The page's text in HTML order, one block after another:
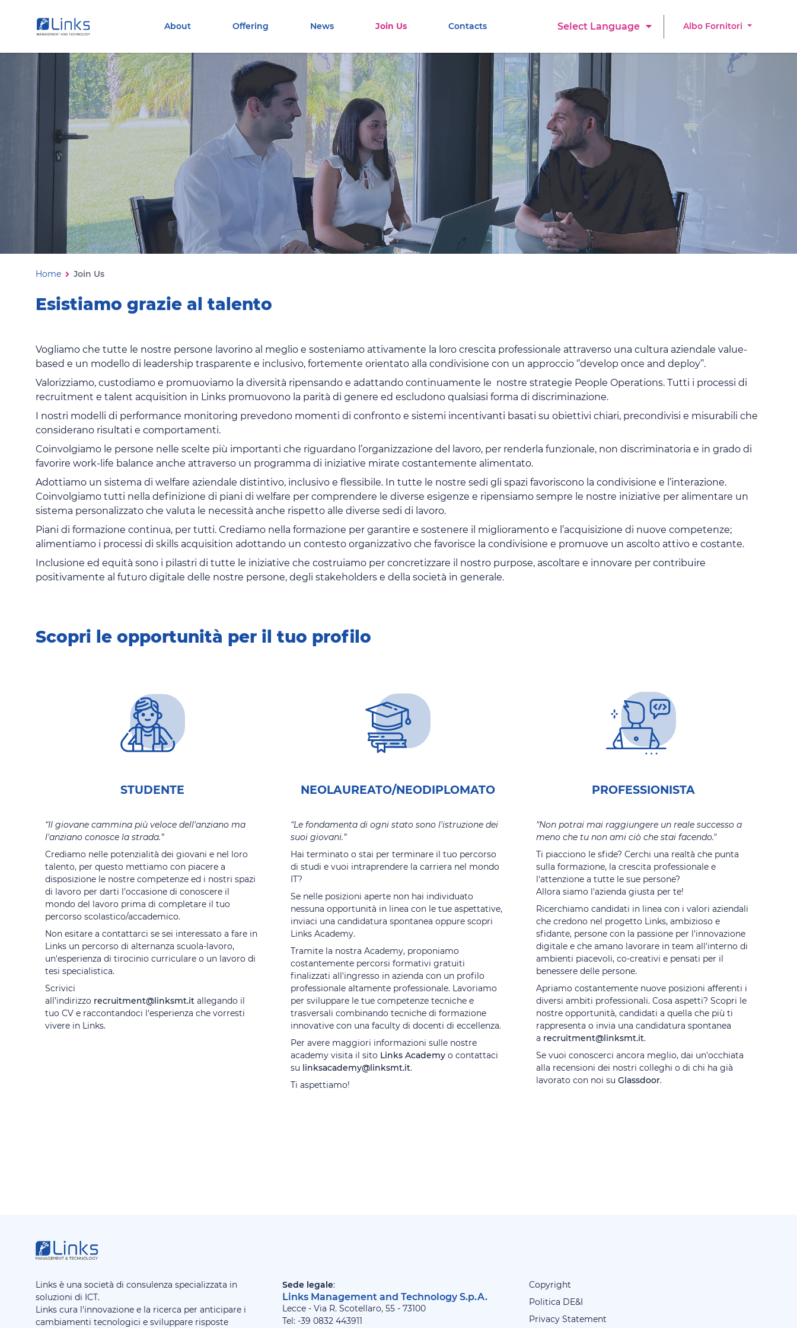
Vai al menu di navigazione
Vai ai contenuti
About Offering News Join Us Contacts Select Language Albo Fornitori
Join Us
Ti trovi in:
Home Join Us
Esistiamo grazie al talento
Vogliamo che tutte le nostre persone lavorino al meglio e sosteniamo attivamente la loro crescita professionale attraverso una cultura aziendale value-
based e un modello di leadership trasparente e inclusivo, fortemente orientato alla condivisione con un approccio ‘’develop once and deploy’’.
Valorizziamo, custodiamo e promuoviamo la diversità ripensando e adattando continuamente le nostre strategie People Operations. Tutti i processi di
recruitment e talent acquisition in Links promuovono la parità di genere ed escludono qualsiasi forma di discriminazione.
I nostri modelli di performance monitoring prevedono momenti di confronto e sistemi incentivanti basati su obiettivi chiari, precondivisi e misurabili che
considerano risultati e comportamenti.
Coinvolgiamo le persone nelle scelte più importanti che riguardano l’organizzazione del lavoro, per renderla funzionale, non discriminatoria e in grado di
favorire work-life balance anche attraverso un programma di iniziative mirate costantemente alimentato.
Adottiamo un sistema di welfare aziendale distintivo, inclusivo e flessibile. In tutte le nostre sedi gli spazi favoriscono la condivisione e l’interazione.
Coinvolgiamo tutti nella definizione di piani di welfare per comprendere le diverse esigenze e ripensiamo sempre le nostre iniziative per alimentare un
sistema personalizzato che valuta le necessità anche rispetto alle diverse sedi di lavoro.
Piani di formazione continua, per tutti. Crediamo nella formazione per garantire e sostenere il miglioramento e l’acquisizione di nuove competenze;
alimentiamo i processi di skills acquisition adottando un contesto organizzativo che favorisce la condivisione e promuove un ascolto attivo e costante.
Inclusione ed equità sono i pilastri di tutte le iniziative che costruiamo per concretizzare il nostro purpose, ascoltare e innovare per contribuire
positivamente al futuro digitale delle nostre persone, degli stakeholders e della società in generale.
Scopri le opportunità per il tuo profilo
STUDENTE
“Il giovane cammina più veloce dell'anziano ma
l'anziano conosce la strada.”
Crediamo nelle potenzialità dei giovani e nel loro
talento, per questo mettiamo con piacere a
disposizione le nostre competenze ed i nostri spazi
di lavoro per darti l’occasione di conoscere il
mondo del lavoro prima di completare il tuo
percorso scolastico/accademico.
Non esitare a contattarci se sei interessato a fare in
Links un percorso di alternanza scuola-lavoro,
un'esperienza di tirocinio curriculare o un lavoro di
tesi specialistica.
Scrivici
all’indirizzo recruitment@linksmt.it allegando il
tuo CV e raccontandoci l'esperienza che vorresti
vivere in Links.
NEOLAUREATO/NEODIPLOMATO
“Le fondamenta di ogni stato sono l'istruzione dei
suoi giovani.”
Hai terminato o stai per terminare il tuo percorso
di studi e vuoi intraprendere la carriera nel mondo
IT?
Se nelle posizioni aperte non hai individuato
nessuna opportunità in linea con le tue aspettative,
inviaci una candidatura spontanea oppure scopri
Links Academy.
Tramite la nostra Academy, proponiamo
costantemente percorsi formativi gratuiti
finalizzati all'ingresso in azienda con un profilo
professionale altamente professionale. Lavoriamo
per sviluppare le tue competenze tecniche e
trasversali combinando tecniche di formazione
innovative con una faculty di docenti di eccellenza.
Per avere maggiori informazioni sulle nostre
academy visita il sito Links Academy o contattaci
su linksacademy@linksmt.it.
Ti aspettiamo!
PROFESSIONISTA
"Non potrai mai raggiungere un reale successo a
meno che tu non ami ciò che stai facendo."
Ti piacciono le sfide? Cerchi una realtà che punta
sulla formazione, la crescita professionale e
l'attenzione a tutte le sue persone?
Allora siamo l'azienda giusta per te!
Ricerchiamo candidati in linea con i valori aziendali
che credono nel progetto Links, ambizioso e
sfidante, persone con la passione per l'innovazione
digitale e che amano lavorare in team all'interno di
ambienti piacevoli, co-creativi e pensati per il
benessere delle persone.
Apriamo costantemente nuove posizioni afferenti i
diversi ambiti professionali. Cosa aspetti? Scopri le
nostre opportunità, candidati a quella che più ti
rappresenta o invia una candidatura spontanea
a recruitment@linksmt.it.
Se vuoi conoscerci ancora meglio, dai un'occhiata
alla recensioni dei nostri colleghi o di chi ha già
lavorato con noi su Glassdoor.
Links è una società di consulenza specializzata in
soluzioni di ICT.
Links cura l'innovazione e la ricerca per anticipare i
cambiamenti tecnologici e sviluppare risposte
Sede legale:
Links Management and Technology S.p.A.
Lecce - Via R. Scotellaro, 55 - 73100
Tel: -39 0832 443911
Copyright
Politica DE&I
Privacy Statement